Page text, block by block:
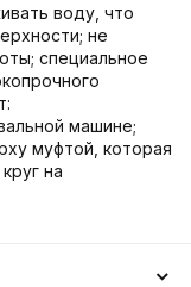
воду, что
не
специальное
машине;
муфтой, которая
на